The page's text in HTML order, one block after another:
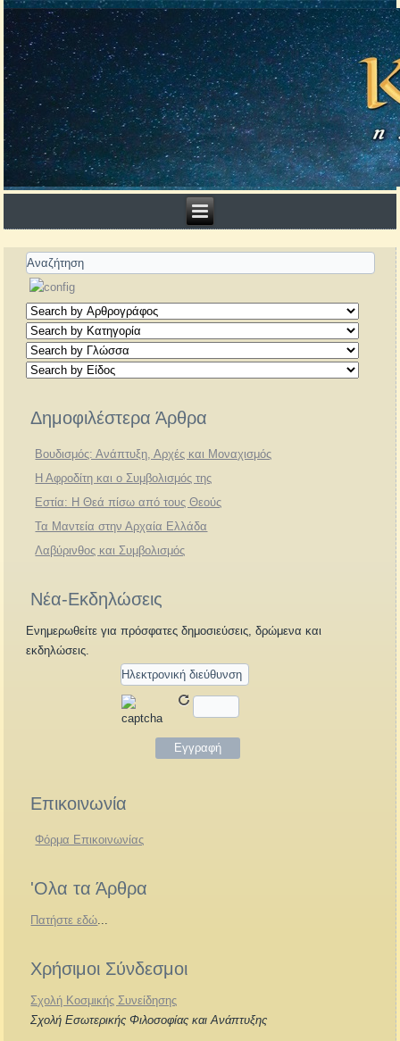
Δημοφιλέστερα Άρθρα
Βουδισμός: Ανάπτυξη, Αρχές και Μοναχισμός
Η Αφροδίτη και ο Συμβολισμός της
Εστία: Η Θεά πίσω από τους Θεούς
Τα Μαντεία στην Αρχαία Ελλάδα
Λαβύρινθος και Συμβολισμός
Νέα-Εκδηλώσεις
Ενημερωθείτε για πρόσφατες δημοσιεύσεις, δρώμενα και
εκδηλώσεις.
Επικοινωνία
Φόρμα Επικοινωνίας
'Ολα τα Άρθρα
Πατήστε εδώ...
Χρήσιμοι Σύνδεσμοι
Σχολή Κοσμικής Συνείδησης
Σχολή Εσωτερικής Φιλοσοφίας και Ανάπτυξης